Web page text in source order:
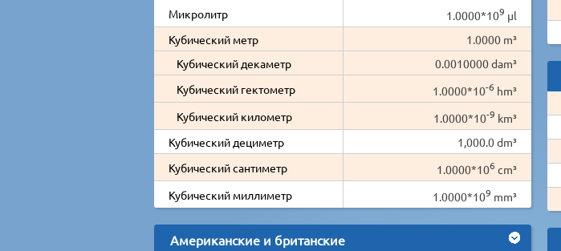
Микролитр
1.0000*109 µl
Кубический метр
1.0000 m³
Кубический декаметр
0.0010000 dam³
Кубический гектометр
1.0000*10-6 hm³
Кубический километр
1.0000*10-9 km³
Кубический дециметр
1,000.0 dm³
Кубический сантиметр
1.0000*106 cm³
Кубический миллиметр
1.0000*109 mm³
Американские и британские